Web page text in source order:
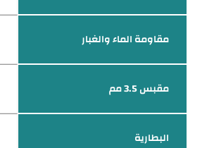
مقاومة الماء والغبار
مقبس 3.5 مم
البطارية